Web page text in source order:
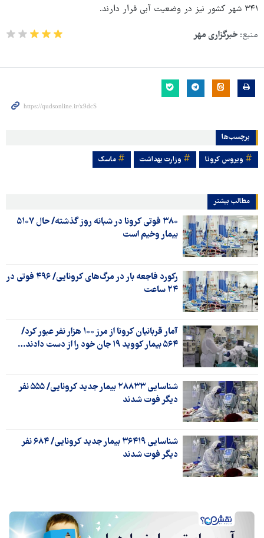
۳۴۱ شهر کشور نیز در وضعیت آبی قرار دارند.
منبع: خبرگزاری مهر
برچسب‌ها
ویروس کرونا وزارت بهداشت ماسک
مطالب بیشتر
۳۸۰ فوتی کرونا در شبانه روز گذشته/ حال ۵۱۰۷
بیمار وخیم است
رکورد فاجعه بار در مرگ‌های کرونایی/ ۴۹۶ فوتی در
۲۴ ساعت
آمار قربانیان کرونا از مرز ۱۰۰ هزار نفر عبور کرد/
۵۶۴ بیمار کووید ۱۹ جان خود را از دست دادند…
شناسایی ۲۸۸۳۳ بیمار جدید کرونایی/ ۵۵۵ نفر
دیگر فوت شدند
شناسایی ۳۶۴۱۹ بیمار جدید کرونایی/ ۶۸۴ نفر
دیگر فوت شدند